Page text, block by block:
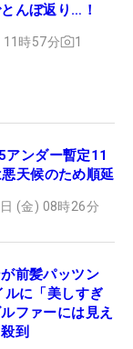
んぼ返り…！
時57分 1
アンダー暫定11
天候のため順延
(金) 08時26分
前髪パッツン
ルに「美しすぎ
ファーには見え
到